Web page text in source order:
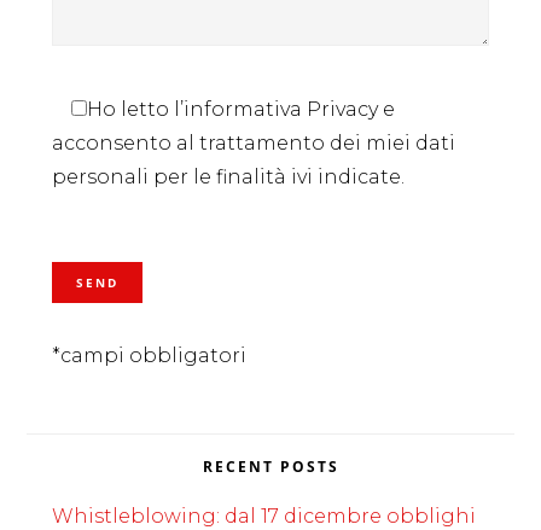
Ho letto l’informativa Privacy e
acconsento al trattamento dei miei dati
personali per le finalità ivi indicate.
*campi obbligatori
RECENT POSTS
Whistleblowing: dal 17 dicembre obblighi